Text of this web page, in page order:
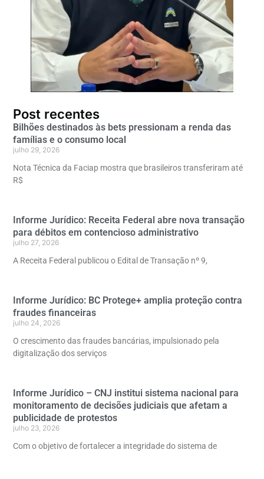
Post recentes
Bilhões destinados às bets pressionam a renda das
famílias e o consumo local
julho 29, 2026
Nota Técnica da Faciap mostra que brasileiros transferiram até
R$
Informe Jurídico: Receita Federal abre nova transação
para débitos em contencioso administrativo
julho 27, 2026
A Receita Federal publicou o Edital de Transação nº 9,
Informe Jurídico: BC Protege+ amplia proteção contra
fraudes financeiras
julho 24, 2026
O crescimento das fraudes bancárias, impulsionado pela
digitalização dos serviços
Informe Jurídico – CNJ institui sistema nacional para
monitoramento de decisões judiciais que afetam a
publicidade de protestos
julho 23, 2026
Com o objetivo de fortalecer a integridade do sistema de